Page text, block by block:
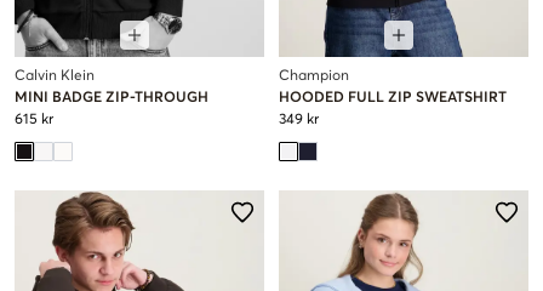
Calvin Klein
MINI BADGE ZIP-THROUGH
615 kr
Champion
HOODED FULL ZIP SWEATSHIRT
349 kr